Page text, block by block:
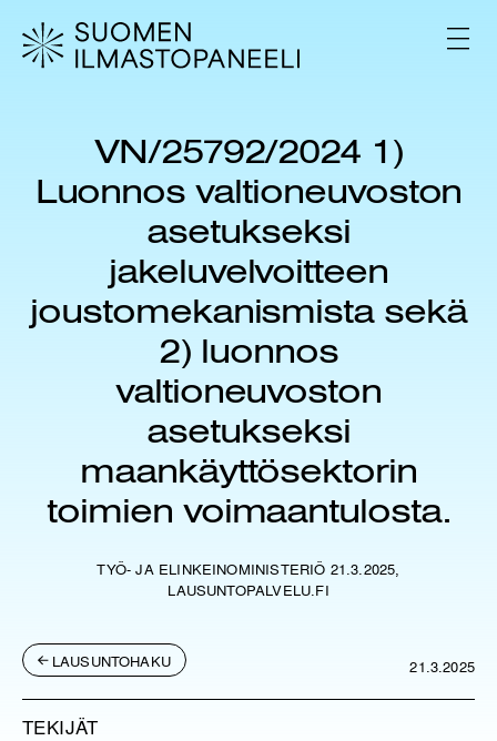
V
A
VN/25792/2024 1)
Luonnos valtioneuvoston
asetukseksi
jakeluvelvoitteen
joustomekanismista sekä
2) luonnos
valtioneuvoston
asetukseksi
maankäyttösektorin
toimien voimaantulosta.
TYÖ- JA ELINKEINOMINISTERIÖ 21.3.2025,
LAUSUNTOPALVELU.FI
LAUSUNTOHAKU 21.3.2025
TEKIJÄT